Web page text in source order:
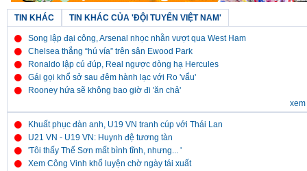
TIN KHÁC TIN KHÁC CỦA 'ĐỘI TUYỂN VIỆT NAM'
Song lập đại công, Arsenal nhọc nhằn vượt qua West Ham
Chelsea thắng “hú vía” trên sân Ewood Park
Ronaldo lập cú đúp, Real ngược dòng hạ Hercules
Gái gọi khổ sở sau đêm hành lạc với Ro 'vẩu'
Rooney hứa sẽ không bao giờ đi 'ăn chả'
Khuất phục đàn anh, U19 VN tranh cúp với Thái Lan
U21 VN - U19 VN: Huynh đệ tương tàn
'Tôi thấy Thế Sơn mất bình tĩnh, nhưng... '
Xem Công Vinh khổ luyện chờ ngày tái xuất